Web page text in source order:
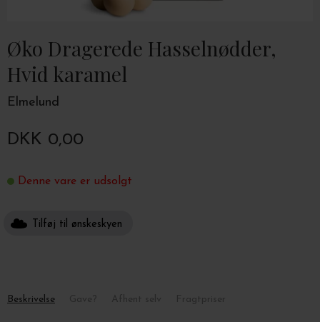
Øko Dragerede Hasselnødder,
Hvid karamel
Elmelund
DKK 0,00
Denne vare er udsolgt
Tilføj til ønskeskyen
Beskrivelse